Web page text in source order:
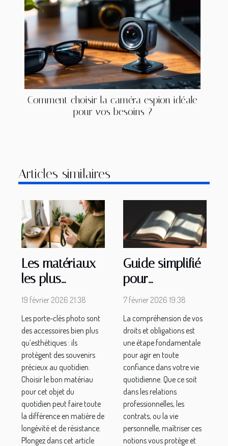
Comment choisir la caméra espion idéale
pour vos besoins ?
Articles similaires
Les matériaux
les plus
durables pour
clés photo
19 février 2026 21:38
Les porte-clés photo sont
des accessoires bien plus
qu’esthétiques : ils
protègent des souvenirs
précieux au quotidien.
Choisir le bon matériau
pour cet objet du
quotidien peut faire toute
la différence en matière de
longévité et de résistance.
Plongez dans cet article
Guide simplifié
pour
comprendre
obligations
7 février 2026 19:38
La compréhension de vos
droits et obligations est
une étape fondamentale
pour agir en toute
confiance dans votre vie
quotidienne. Que ce soit
dans les relations
professionnelles, les
contrats, ou la vie
personnelle, maîtriser ces
notions vous protège et